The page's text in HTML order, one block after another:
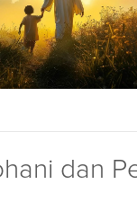
dan